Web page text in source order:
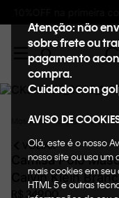
Atenção: não
sobre frete ou
pagamento
compra.
Cuidado com
AVISO DE
Olá, este é o nosso
nosso site ou usa
mais cookies em seu
HTML 5 e outras
Masculino Roupas Polos
VOLTAR
Camisa Polo
Calvin Klein
349,00